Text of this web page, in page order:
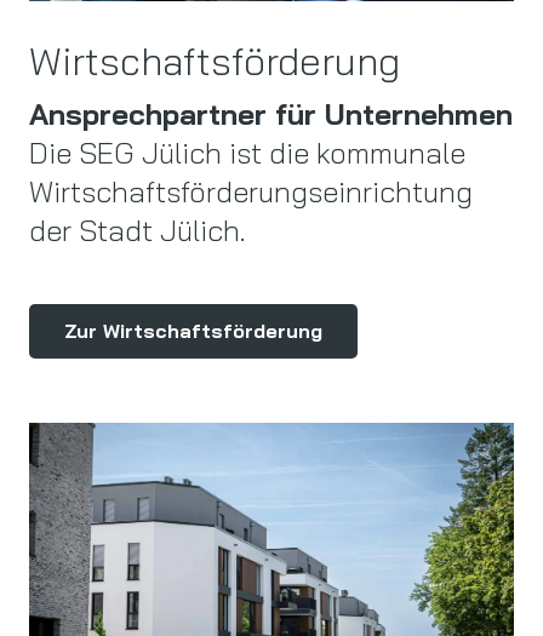
Wirtschaftsförderung
Ansprechpartner für Unternehmen
Die SEG Jülich ist die kommunale
Wirtschaftsförderungseinrichtung
der Stadt Jülich.
Zur Wirtschaftsförderung